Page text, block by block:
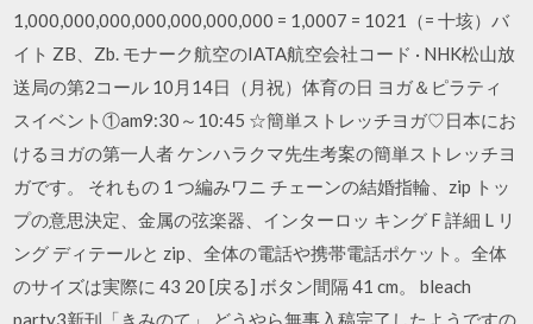
1,000,000,000,000,000,000,000 = 1,0007 = 1021（= 十垓）バ
イト ZB、Zb. モナーク航空のIATA航空会社コード · NHK松山放
送局の第2コール 10月14日（月祝）体育の日 ヨガ＆ピラティ
スイベント①am9:30～10:45 ☆簡単ストレッチヨガ♡日本にお
けるヨガの第一人者 ケンハラクマ先生考案の簡単ストレッチヨ
ガです。 それもの 1 つ編みワニ チェーンの結婚指輪、zip トッ
プの意思決定、金属の弦楽器、インターロッ キング F 詳細 L リ
ング ディテールと zip、全体の電話や携帯電話ポケット。全体
のサイズは実際に 43 20 [戻る] ボタン間隔 41 cm。 bleach
party3新刊「きみのて」 どうやら無事入稿完了したようですの